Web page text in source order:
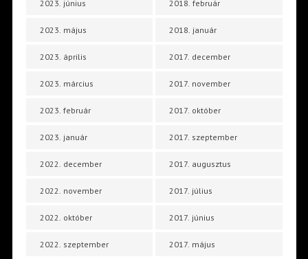
2023. június
2023. május
2023. április
2023. március
2023. február
2023. január
2022. december
2022. november
2022. október
2022. szeptember
2018. február
2018. január
2017. december
2017. november
2017. október
2017. szeptember
2017. augusztus
2017. július
2017. június
2017. május